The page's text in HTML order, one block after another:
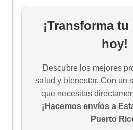
¡Transforma
hoy!
Descubre los mejores
salud y bienestar. Con un
que necesitas
¡Hacemos envíos a
Puerto